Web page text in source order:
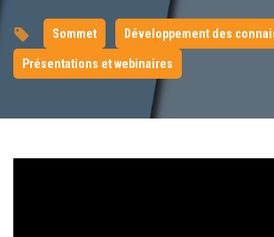
Sommet Développement des
Présentations et webinaires